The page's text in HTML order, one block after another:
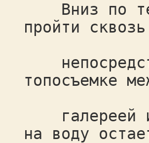
Вниз по
пройти
топосъемке
галереей и
на воду